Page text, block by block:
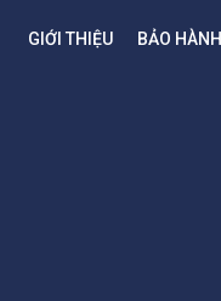
GIỚI THIỆU BẢO HÀNH